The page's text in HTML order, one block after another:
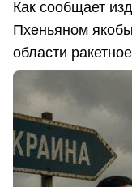
Как сообщает
Пхеньяном
области